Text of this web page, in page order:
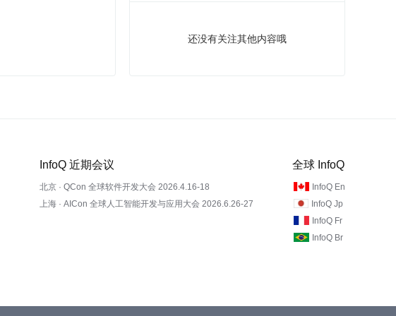
还没有关注其他内容哦
InfoQ 近期会议
北京 · QCon 全球软件开发大会 2026.4.16-18
上海 · AICon 全球人工智能开发与应用大会 2026.6.26-27
全球 InfoQ
InfoQ En
InfoQ Jp
InfoQ Fr
InfoQ Br